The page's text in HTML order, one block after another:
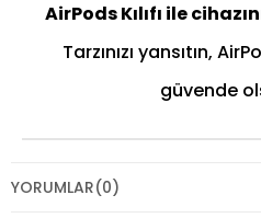
AirPods Kılıfı ile
Tarzınızı yansıtın,
güvende
YORUMLAR(0)